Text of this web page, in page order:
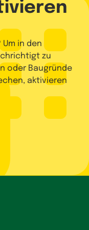
in den
zu
oder Baugründe
aktivieren